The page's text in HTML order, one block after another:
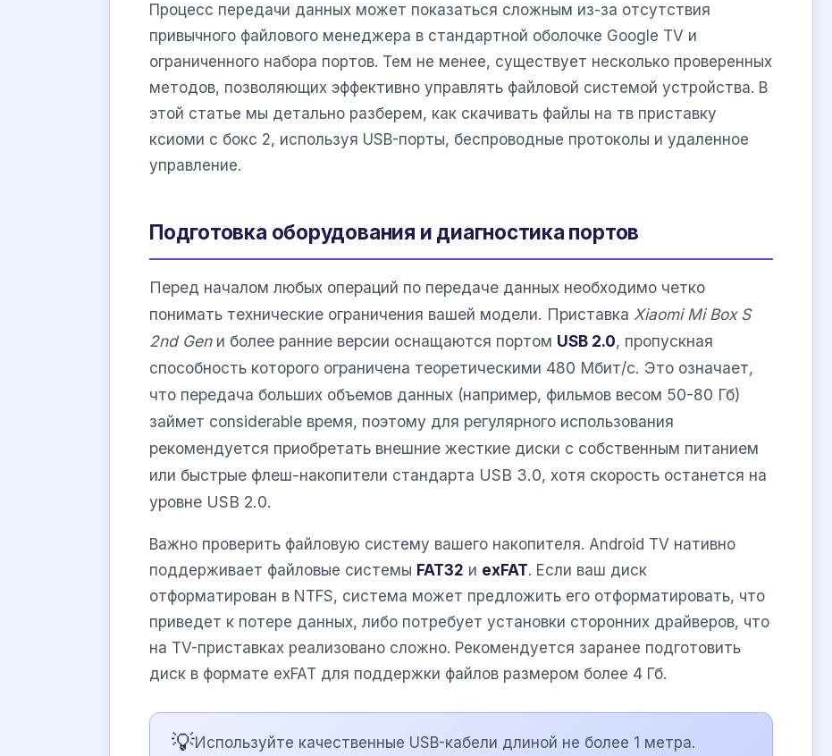
Процесс передачи данных может показаться сложным из-за отсутствия
привычного файлового менеджера в стандартной оболочке Google TV и
ограниченного набора портов. Тем не менее, существует несколько проверенных
методов, позволяющих эффективно управлять файловой системой устройства. В
этой статье мы детально разберем, как скачивать файлы на тв приставку
ксиоми с бокс 2, используя USB-порты, беспроводные протоколы и удаленное
управление.
Подготовка оборудования и диагностика портов
Перед началом любых операций по передаче данных необходимо четко
понимать технические ограничения вашей модели. Приставка Xiaomi Mi Box S
2nd Genи более ранние версии оснащаются портом USB 2.0, пропускная
способность которого ограничена теоретическими 480 Мбит/с. Это означает,
что передача больших объемов данных (например, фильмов весом 50-80 Гб)
займет considerable время, поэтому для регулярного использования
рекомендуется приобретать внешние жесткие диски с собственным питанием
или быстрые флеш-накопители стандарта USB 3.0, хотя скорость останется на
уровне USB 2.0.
Важно проверить файловую систему вашего накопителя. Android TV нативно
поддерживает файловые системы FAT32 и exFAT. Если ваш диск
отформатирован в NTFS, система может предложить его отформатировать, что
приведет к потере данных, либо потребует установки сторонних драйверов, что
на TV-приставках реализовано сложно. Рекомендуется заранее подготовить
диск в формате exFAT для поддержки файлов размером более 4 Гб.
💡Используйте качественные USB-кабели длиной не более 1 метра.